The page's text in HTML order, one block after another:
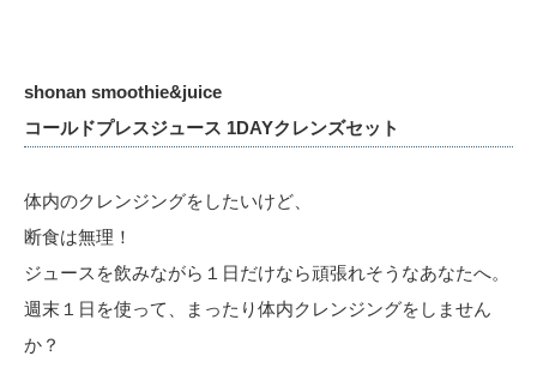
shonan smoothie&juice
コールドプレスジュース 1DAYクレンズセット
体内のクレンジングをしたいけど、
断食は無理！
ジュースを飲みながら１日だけなら頑張れそうなあなたへ。
週末１日を使って、まったり体内クレンジングをしません
か？